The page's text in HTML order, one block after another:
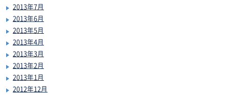
2013年7月
2013年6月
2013年5月
2013年4月
2013年3月
2013年2月
2013年1月
2012年12月